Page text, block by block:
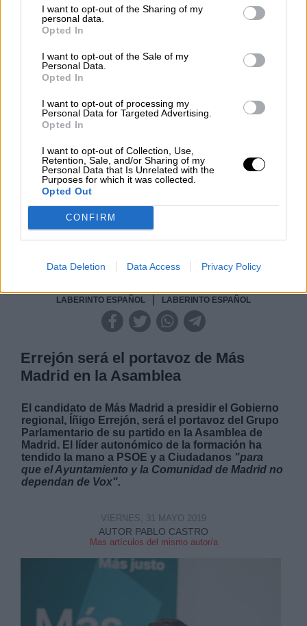
I want to opt-out of the Sharing of my
personal data.
Opted In
I want to opt-out of the Sale of my
Personal Data.
Opted In
I want to opt-out of processing my
Personal Data for Targeted Advertising.
Opted In
I want to opt-out of Collection, Use,
Retention, Sale, and/or Sharing of my
Personal Data that Is Unrelated with the
Purposes for which it was collected.
Opted Out
CONFIRM
Data Deletion Data Access Privacy Policy
Por Álvaro Frutos Rosado y Gabinete
Geopolítica de Crisis
Reconquista leonesa
Clara Campoamor: Mi sueño,
mi pesadilla
Por María Pérez Herrero
NOTICIAS MAS VISTAS
LABERINTO ESPAÑOL LABERINTO ESPAÑOL
Errejón será el portavoz de Más
Madrid en la Asamblea
El candidato de Más Madrid a presidir el Gobierno
regional, Íñigo Errejón, será el portavoz del Grupo
Parlamentario de su partido en la Asamblea de
Madrid. El líder autonómico de la formación ha
tendido la mano a PSOE y a Ciudadanos "para
que el Ayuntamiento y la Comunidad de Madrid no
dependan de Vox".
AUTOR PABLO CASTRO
Mas artículos del mismo autor/a
VIERNES, 31 MAYO 2019